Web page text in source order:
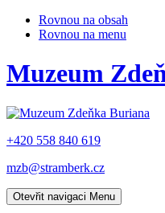
Rovnou na obsah
Rovnou na menu
Muzeum
+420 558 840 619
mzb@stramberk.cz
Otevřit navigaci Menu